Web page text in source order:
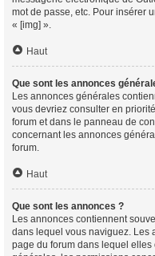
mot de passe, etc. Pour insérer
« [img] ».
Haut
Que sont les annonces
Les annonces générales
vous devriez consulter en
forum et dans le panneau de
concernant les annonces
forum.
Haut
Que sont les annonces ?
Les annonces contiennent
dans lequel vous naviguez. Les
page du forum dans lequel